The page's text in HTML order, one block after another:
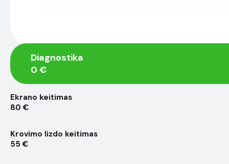
Diagnostika
0 €
Ekrano keitimas
80 €
Krovimo lizdo keitimas
55 €